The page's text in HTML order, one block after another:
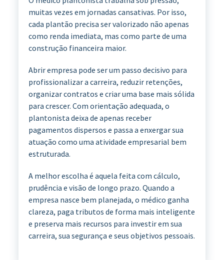
muitas vezes em jornadas cansativas. Por isso,
cada plantão precisa ser valorizado não apenas
como renda imediata, mas como parte de uma
construção financeira maior.
Abrir empresa pode ser um passo decisivo para
profissionalizar a carreira, reduzir retenções,
organizar contratos e criar uma base mais sólida
para crescer. Com orientação adequada, o
plantonista deixa de apenas receber
pagamentos dispersos e passa a enxergar sua
atuação como uma atividade empresarial bem
estruturada.
A melhor escolha é aquela feita com cálculo,
prudência e visão de longo prazo. Quando a
empresa nasce bem planejada, o médico ganha
clareza, paga tributos de forma mais inteligente
e preserva mais recursos para investir em sua
carreira, sua segurança e seus objetivos pessoais.